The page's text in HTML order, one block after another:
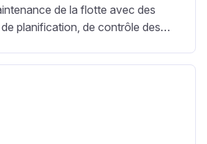
de la flotte avec des
planification, de contrôle des